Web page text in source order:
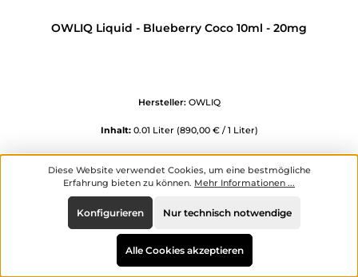
OWLIQ Liquid - Blueberry Coco 10ml - 20mg
Hersteller: OWLIQ
Inhalt: 0.01 Liter (890,00 € / 1 Liter)
Regulärer Preis:
8,90 €
Preise inkl. MwSt. zzgl. Versandkosten
Produkt Anzahl: Gib den gewünschten Wert ein oder benutze die
Diese Website verwendet Cookies, um eine bestmögliche
Erfahrung bieten zu können. Mehr Informationen ...
Nur technisch notwendige
Konfigurieren
Alle Cookies akzeptieren